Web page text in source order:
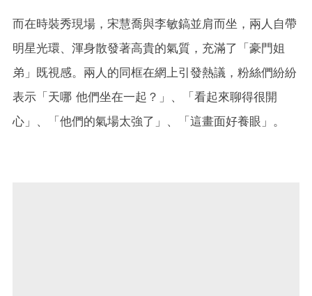
而在時裝秀現場，宋慧喬與李敏鎬並肩而坐，兩人自帶
明星光環、渾身散發著高貴的氣質，充滿了「豪門姐
弟」既視感。兩人的同框在網上引發熱議，粉絲們紛紛
表示「天哪 他們坐在一起？」、「看起來聊得很開
心」、「他們的氣場太強了」、「這畫面好養眼」。